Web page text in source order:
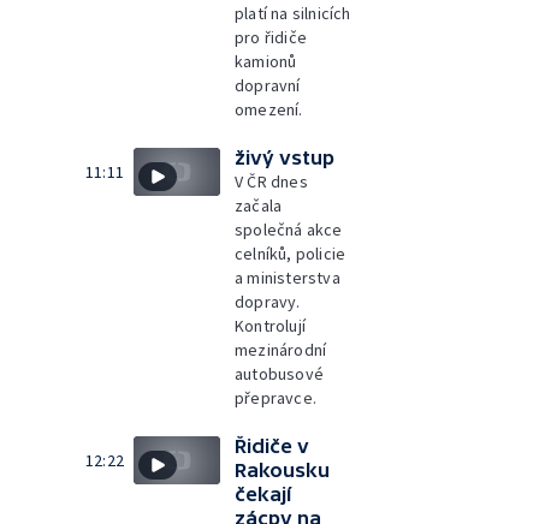
platí na silnicích
pro řidiče
kamionů
dopravní
omezení.
11:11
živý vstup
V ČR dnes
začala
společná akce
celníků, policie
a ministerstva
dopravy.
Kontrolují
mezinárodní
autobusové
přepravce.
12:22
Řidiče v
Rakousku
čekají
zácpy na